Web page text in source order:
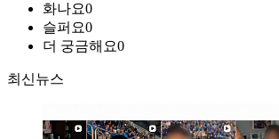
화나요0
슬퍼요0
더 궁금해요0
최신뉴스